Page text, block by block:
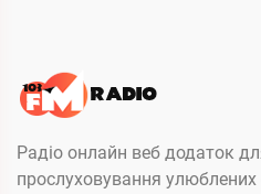
Радіо онлайн веб додаток
прослуховування